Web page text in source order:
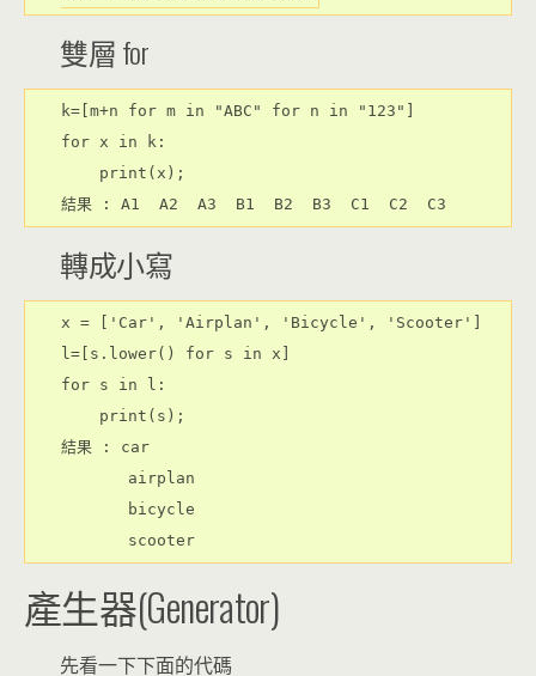
雙層 for
k=[m+n for m in "ABC" for n in "123"]
for x in k:
    print(x);
結果 : A1  A2  A3  B1  B2  B3  C1  C2  C3
轉成小寫
x = ['Car', 'Airplan', 'Bicycle', 'Scooter']
l=[s.lower() for s in x]
for s in l:
    print(s);
結果 : car
       airplan
       bicycle
       scooter
產生器(Generator)
先看一下下面的代碼